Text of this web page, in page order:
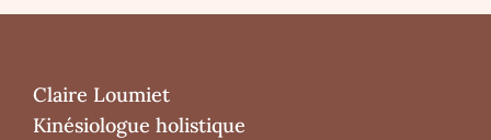
Claire Loumiet
Kinésiologue holistique